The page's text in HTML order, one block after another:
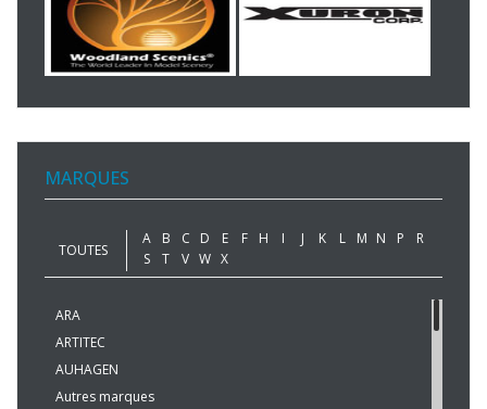
MARQUES
TOUTES
A B C D E F H I J K L M N P
R
S
T V W X
ARA
ARTITEC
AUHAGEN
Autres marques